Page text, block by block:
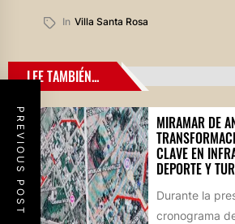
In Villa Santa Rosa
PREVIOUS POST
LEE TAMBIÉN...
MIRAMAR DE
CLAVE EN
DEPORTE Y
Durante la
cronograma